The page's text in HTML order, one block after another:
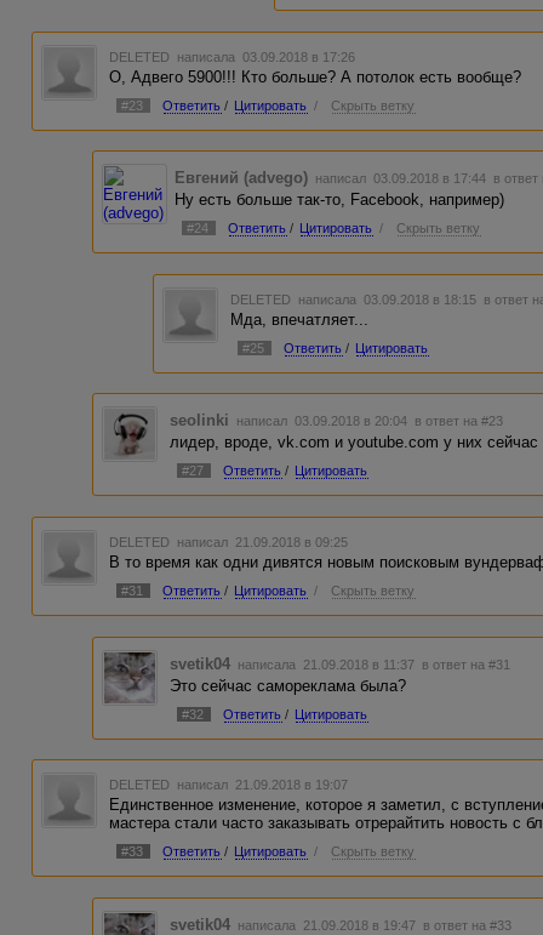
DELETED написала 03.09.2018 в 17:26
О, Адвего 5900!!! Кто больше? А потолок есть вообще?
#23 Ответить / Цитировать / Скрыть ветку
Евгений (advego) написал 03.09.2018 в 17:44 в ответ
Ну есть больше так-то, Facebook, например)
#24 Ответить / Цитировать / Скрыть ветку
DELETED написала 03.09.2018 в 18:15 в ответ
Мда, впечатляет...
#25 Ответить / Цитировать
seolinki написал 03.09.2018 в 20:04 в ответ на #23
лидер, вроде, vk.com и youtube.com у них сейчас
#27 Ответить / Цитировать
DELETED написал 21.09.2018 в 09:25
В то время как одни дивятся новым поисковым
#31 Ответить / Цитировать / Скрыть ветку
svetik04 написала 21.09.2018 в 11:37 в ответ на #31
Это сейчас самореклама была?
#32 Ответить / Цитировать
DELETED написал 21.09.2018 в 19:07
Единственное изменение, которое я заметил, с
мастера стали часто заказывать отрерайтить новость с
#33 Ответить / Цитировать / Скрыть ветку
svetik04 написала 21.09.2018 в 19:47 в ответ на #33